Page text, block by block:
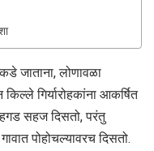
जाताना, लोणावळा
गिर्यारोहकांना आकर्षित
सहज दिसतो, परंतु
पोहोचल्यावरच दिसतो.